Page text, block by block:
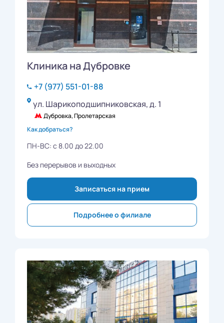
Клиника на Дубровке
+7 (977) 551-01-88
ул. Шарикоподшипниковская, д. 1
Дубровка, Пролетарская
Как добраться?
ПН-ВС: с 8.00 до 22.00
Без перерывов и выходных
Записаться на прием
Подробнее о филиале